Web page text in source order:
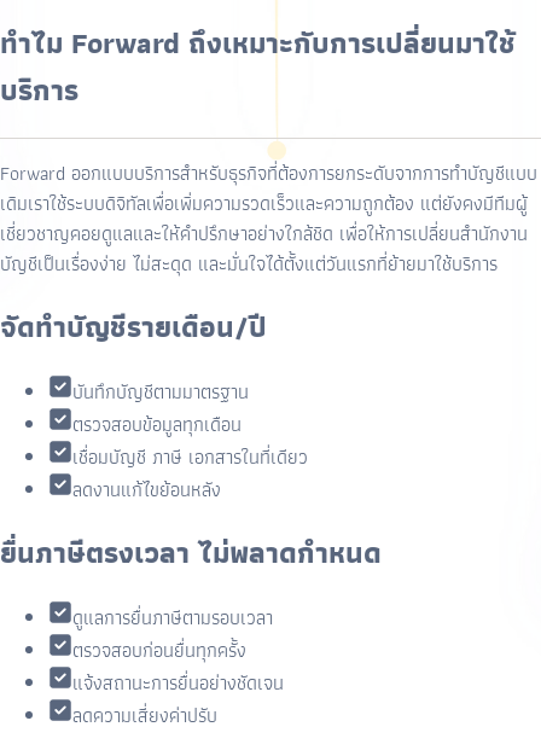
ทำไม Forward ถึงเหมาะกับการเปลี่ยนมาใช้
บริการ
Forward ออกแบบบริการสำหรับธุรกิจที่ต้องการยกระดับจากการทำบัญชีแบบ
เดิมเราใช้ระบบดิจิทัลเพื่อเพิ่มความรวดเร็วและความถูกต้อง แต่ยังคงมีทีมผู้
เชี่ยวชาญคอยดูแลและให้คำปรึกษาอย่างใกล้ชิด เพื่อให้การเปลี่ยนสำนักงาน
บัญชีเป็นเรื่องง่าย ไม่สะดุด และมั่นใจได้ตั้งแต่วันแรกที่ย้ายมาใช้บริการ
จัดทำบัญชีรายเดือน/ปี
บันทึกบัญชีตามมาตรฐาน
ตรวจสอบข้อมูลทุกเดือน
เชื่อมบัญชี ภาษี เอกสารในที่เดียว
ลดงานแก้ไขย้อนหลัง
ยื่นภาษีตรงเวลา ไม่พลาดกำหนด
ดูแลการยื่นภาษีตามรอบเวลา
ตรวจสอบก่อนยื่นทุกครั้ง
แจ้งสถานะการยื่นอย่างชัดเจน
ลดความเสี่ยงค่าปรับ